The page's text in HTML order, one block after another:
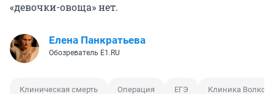
«девочки-овоща» нет.
Елена Панкратьева
Обозреватель E1.RU
Клиническая смерть Операция ЕГЭ Клиника